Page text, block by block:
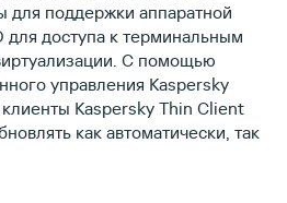
для поддержки аппаратной
доступа к терминальным
С помощью
управления Kaspersky
Kaspersky Thin Client
как автоматически, так